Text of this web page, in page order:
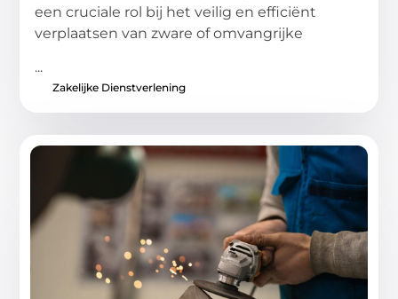
een cruciale rol bij het veilig en efficiënt
verplaatsen van zware of omvangrijke
...
Zakelijke Dienstverlening